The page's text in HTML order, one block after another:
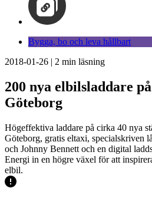
Bygga, bo och leva hållbart
2018-01-26 | 2 min läsning
200 nya elbilsladdare
Göteborg
Högeffektiva laddare på cirka 40 nya
Göteborg, gratis eltaxi, specialskriven
och Johnny Bennett och en digital
Energi in en högre växel för att
elbil.